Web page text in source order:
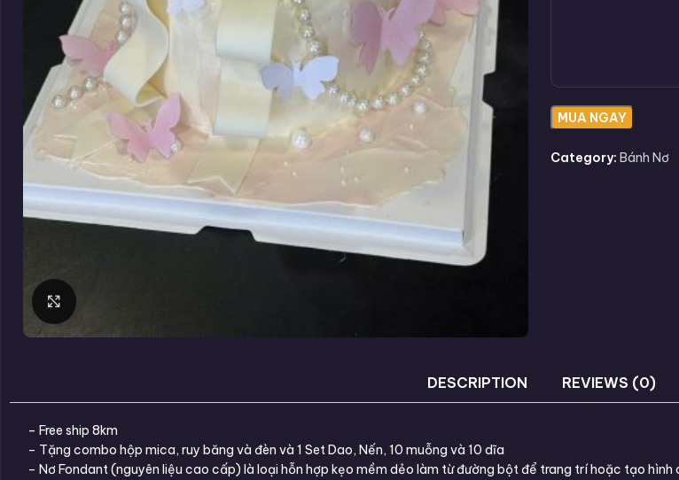
Category: Bánh Nơ
DESCRIPTION REVIEWS (0)
– Free ship 8km
– Tặng combo hộp mica, ruy băng và đèn và 1 Set Dao, Nến, 10 muỗng và 10 dĩa
– Nơ Fondant (nguyên liệu cao cấp) là loại hỗn hợp kẹo mềm dẻo làm từ đường bột để trang trí hoặc tạo